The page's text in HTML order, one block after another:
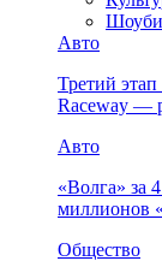
Авто
Третий
Raceway —
Авто
«Волга» за
миллионов
Общество